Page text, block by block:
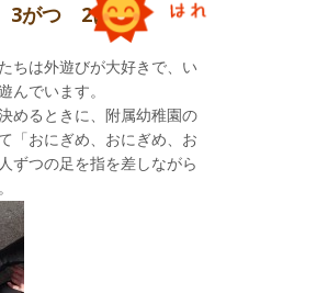
動会で使用したうちわを持
を送りました！
3がつ 2にち
ちは外遊びが大好きで、い
んでいます。
めるときに、附属幼稚園の
「おにぎめ、おにぎめ、お
ずつの足を指を差しながら